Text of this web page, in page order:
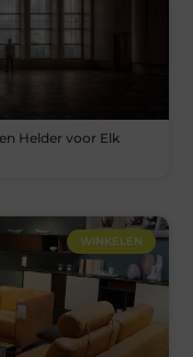
Helder voor Elk
WINKELEN